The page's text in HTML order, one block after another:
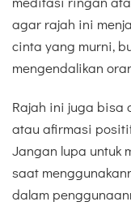
agar rajah ini
cinta yang murni,
mengendalikan
Rajah ini juga bisa
atau afirmasi
Jangan lupa untuk
saat
dalam